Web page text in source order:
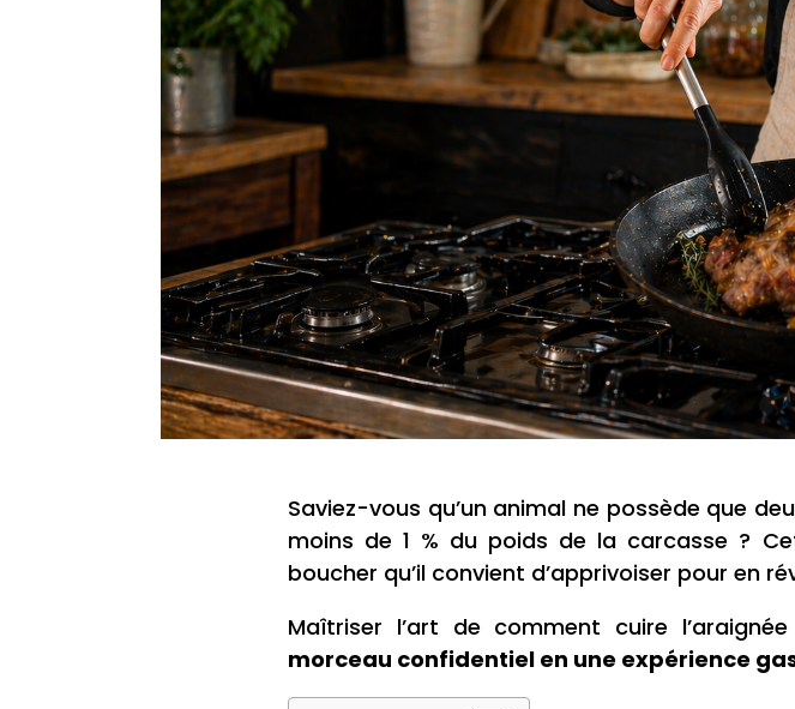
Saviez-vous qu’un animal ne possède que
moins de 1 % du poids de la carcasse ?
boucher qu’il convient d’apprivoiser pour en
Maîtriser l’art de comment cuire
morceau confidentiel en une expérience